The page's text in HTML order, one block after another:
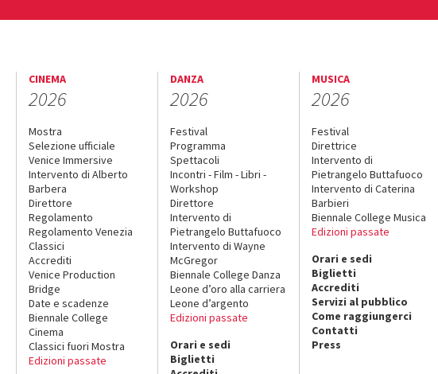
CINEMA
2026
Mostra
Selezione ufficiale
Venice Immersive
Intervento di Alberto
Barbera
Direttore
Regolamento
Regolamento Venezia
Classici
Accrediti
Venice Production
Bridge
Date e scadenze
Biennale College
Cinema
Classici fuori Mostra
Edizioni passate
DANZA
2026
Festival
Programma
Spettacoli
Incontri - Film - Libri -
Workshop
Direttore
Intervento di
Pietrangelo Buttafuoco
Intervento di Wayne
McGregor
Biennale College Danza
Leone d’oro alla carriera
Leone d’argento
Edizioni passate
Orari e sedi
Biglietti
MUSICA
2026
Festival
Direttrice
Intervento di
Pietrangelo Buttafuoco
Intervento di Caterina
Barbieri
Biennale College Musica
Edizioni passate
Orari e sedi
Biglietti
Accrediti
Servizi al pubblico
Come raggiungerci
Contatti
Press